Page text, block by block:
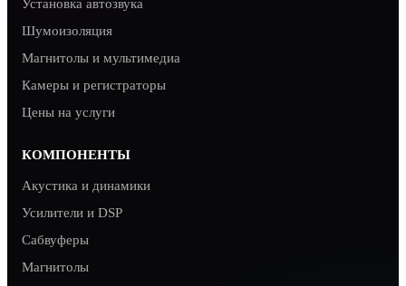
Установка автозвука
Шумоизоляция
Магнитолы и мультимедиа
Камеры и регистраторы
Цены на услуги
КОМПОНЕНТЫ
Акустика и динамики
Усилители и DSP
Сабвуферы
Магнитолы